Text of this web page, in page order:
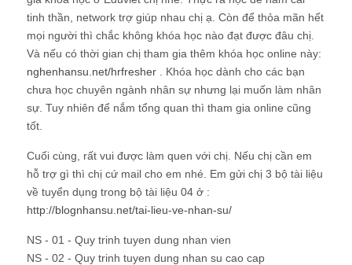
tinh thần, network trợ giúp nhau chị ạ. Còn để thỏa mãn hết
mọi người thì chắc không khóa học nào đạt được đâu chị.
Và nếu có thời gian chị tham gia thêm khóa học online này:
nghenhansu.net/hrfresher . Khóa học dành cho các bạn
chưa học chuyên ngành nhân sự nhưng lại muốn làm nhân
sự. Tuy nhiên để nắm tổng quan thì tham gia online cũng
tốt.
Cuối cùng, rất vui được làm quen với chị. Nếu chị cần em
hỗ trợ gì thì chị cứ mail cho em nhé. Em gửi chị 3 bộ tài liệu
về tuyển dụng trong bộ tài liệu 04 ở :
http://blognhansu.net/tai-lieu-ve-nhan-su/
NS - 01 - Quy trinh tuyen dung nhan vien
NS - 02 - Quy trinh tuyen dung nhan su cao cap